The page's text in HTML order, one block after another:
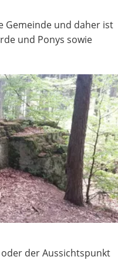
Gemeinde und daher ist
und Ponys sowie
der Aussichtspunkt